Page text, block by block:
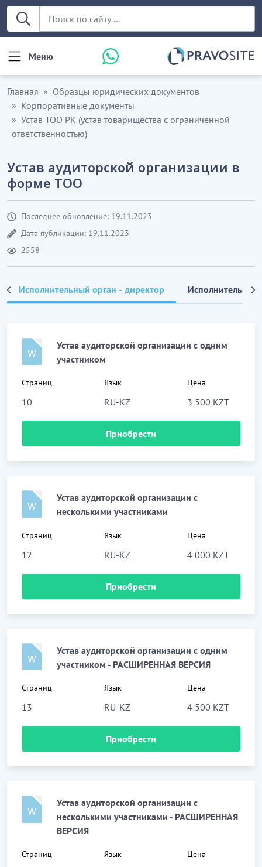
Меню
Главная
Образцы юридических документов
Корпоративные документы
Устав ТОО РК (устав товарищества с ограниченной
ответственностью)
Устав аудиторской организации в
форме ТОО
Последнее обновление: 19.11.2023
Дата публикации: 19.11.2023
2558
Исполнительный орган - директор Исполнительный
Устав аудиторской организации с одним
участником
Страниц
10
Язык
RU-KZ
Цена
3 500 KZT
Приобрести
Устав аудиторской организации с
несколькими участниками
Страниц
12
Язык
RU-KZ
Цена
4 000 KZT
Приобрести
Устав аудиторской организации с одним
участником - РАСШИРЕННАЯ ВЕРСИЯ
Страниц
13
Язык
RU-KZ
Цена
4 500 KZT
Приобрести
Устав аудиторской организации с
несколькими участниками - РАСШИРЕННАЯ
ВЕРСИЯ
Страниц Язык Цена